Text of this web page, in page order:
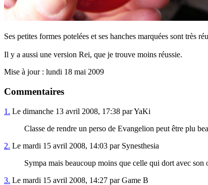
Ses petites formes potelées et ses hanches marquées sont très
Il y a aussi une version Rei, que je trouve moins réussie.
Mise à jour : lundi 18 mai 2009
Commentaires
1. Le dimanche 13 avril 2008, 17:38 par YaKi
Classe de rendre un perso de Evangelion peut être plu
2. Le mardi 15 avril 2008, 14:03 par Synesthesia
Sympa mais beaucoup moins que celle qui dort avec
3. Le mardi 15 avril 2008, 14:27 par Game B